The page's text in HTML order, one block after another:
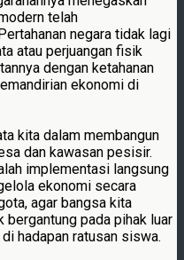
telah
negara tidak lagi
atau perjuangan fisik
dengan ketahanan
ekonomi di
kita dalam membangun
dan kawasan pesisir.
implementasi langsung
ekonomi secara
agar bangsa kita
bergantung pada pihak luar
hadapan ratusan siswa.